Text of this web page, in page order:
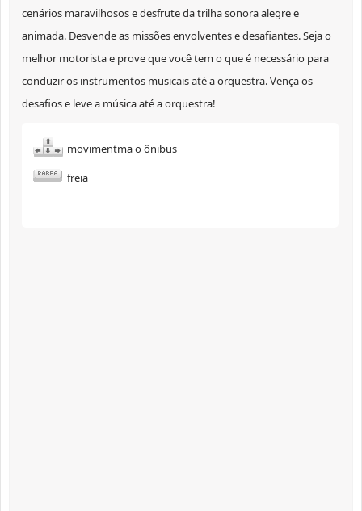
cenários maravilhosos e desfrute da trilha sonora alegre e
animada. Desvende as missões envolventes e desafiantes. Seja o
melhor motorista e prove que você tem o que é necessário para
conduzir os instrumentos musicais até a orquestra. Vença os
desafios e leve a música até a orquestra!
movimentma o ônibus
freia